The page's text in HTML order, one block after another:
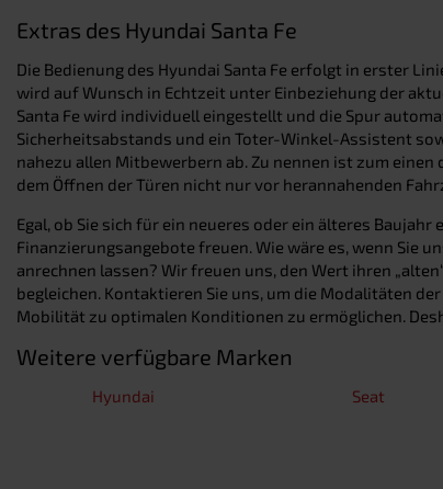
Extras des Hyundai Santa Fe
Die Bedienung des Hyundai Santa Fe erfolgt in erster
wird auf Wunsch in Echtzeit unter Einbeziehung der
Santa Fe wird individuell eingestellt und die Spur
Sicherheitsabstands und ein Toter-Winkel-Assistent
nahezu allen Mitbewerbern ab. Zu nennen ist zum
dem Öffnen der Türen nicht nur vor herannahenden
Egal, ob Sie sich für ein neueres oder ein älteres
Finanzierungsangebote freuen. Wie wäre es, wenn Sie
anrechnen lassen? Wir freuen uns, den Wert ihren
begleichen. Kontaktieren Sie uns, um die Modalitäten
Mobilität zu optimalen Konditionen zu ermöglichen.
Weitere verfügbare Marken
Hyundai Seat